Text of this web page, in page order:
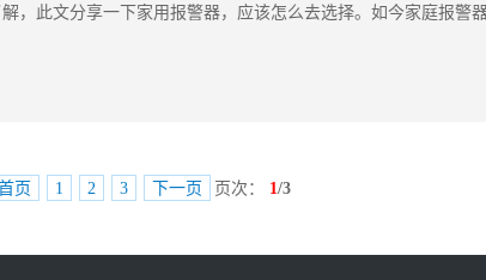
，此文分享一下家用报警器，应该怎么去选择。如今家庭报警
页 1 2 3 下一页 页次： 1/3